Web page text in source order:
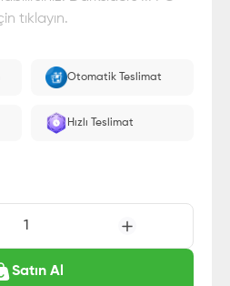
tıklayın.
güvencesi altındadır
Otomatik Teslimat
Hızlı Teslimat
1
Satın Al